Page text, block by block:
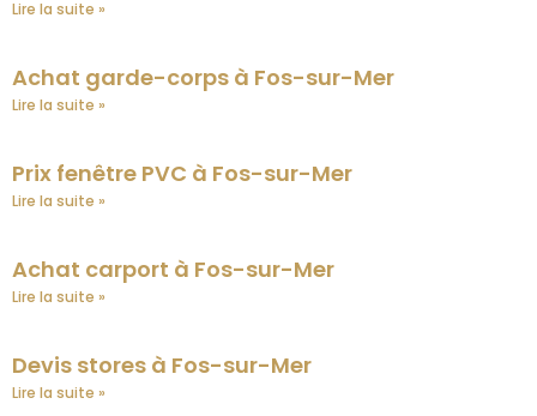
Lire la suite »
Achat garde-corps à Fos-sur-Mer
Lire la suite »
Prix fenêtre PVC à Fos-sur-Mer
Lire la suite »
Achat carport à Fos-sur-Mer
Lire la suite »
Devis stores à Fos-sur-Mer
Lire la suite »